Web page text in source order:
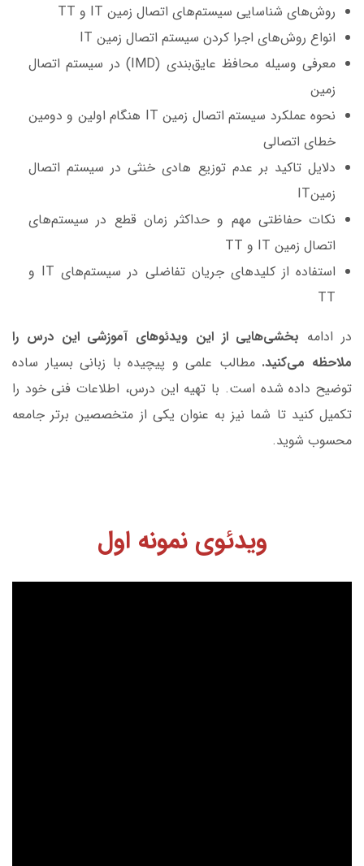
روش‌های شناسایی سیستم‌های اتصال زمین IT و TT
انواع روش‌های اجرا کردن سیستم اتصال زمین IT
معرفی وسیله محافظ عایق‌بندی (IMD) در سیستم اتصال
زمین
نحوه عملکرد سیستم اتصال زمین IT هنگام اولین و دومین
خطای اتصالی
دلایل تاکید بر عدم توزیع هادی خنثی در سیستم اتصال
زمینIT
نکات حفاظتی مهم و حداکثر زمان قطع در سیستم‌‌های
اتصال زمین IT و TT
استفاده از کلیدهای جریان تفاضلی در سیستم‌های IT و
TT
در ادامه بخشی‌هایی از این ویدئوهای آموزشی این درس را
ملاحظه می‌کنید.مطالب علمی و پیچیده با زبانی بسیار ساده
توضیح داده شده است. با تهیه این درس، اطلاعات فنی خود را
تکمیل کنید تا شما نیز به عنوان یکی از متخصصین برتر جامعه
محسوب شوید.
ویدئوی نمونه اول